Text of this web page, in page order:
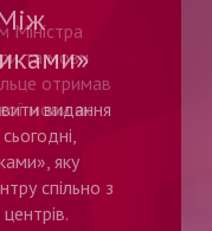
видання
яку
спільно з